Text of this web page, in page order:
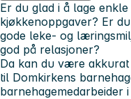
Er du glad i å lage
kjøkkenoppgaver? Er
gode leke- og
god på relasjoner?
Da kan du være
til Domkirkens
barnehagemedarbeider